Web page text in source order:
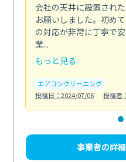
会社の天井に設置され
お願いしました。初め
の対応が非常に丁寧で
業...
もっと見る
エアコンクリーニング
投稿日：2024/07/06
投稿者
事業者の詳